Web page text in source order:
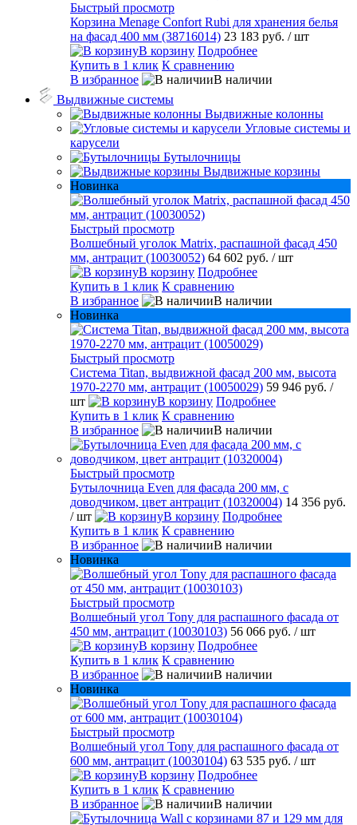
Быстрый просмотр
Корзина Menage Confort Rubi для хранения белья
на фасад 400 мм (38716014) 23 183 руб. / шт
В корзину Подробнее
Купить в 1 клик К сравнению
В избранное
В наличии
Выдвижные системы
Выдвижные колонны
Угловые системы и
карусели
Бутылочницы
Выдвижные корзины
Новинка
Быстрый просмотр
Волшебный уголок Matrix, распашной фасад 450
мм, антрацит (10030052) 64 602 руб. / шт
В корзину Подробнее
Купить в 1 клик К сравнению
В избранное
В наличии
Новинка
Быстрый просмотр
Система Titan, выдвижной фасад 200 мм, высота
1970-2270 мм, антрацит (10050029) 59 946 руб. /
шт
В корзину Подробнее
Купить в 1 клик К сравнению
В избранное
В наличии
Быстрый просмотр
Бутылочница Even для фасада 200 мм, с
доводчиком, цвет антрацит (10320004) 14 356 руб.
/ шт
В корзину Подробнее
Купить в 1 клик К сравнению
В избранное
В наличии
Новинка
Быстрый просмотр
Волшебный угол Tony для распашного фасада от
450 мм, антрацит (10030103) 56 066 руб. / шт
В корзину Подробнее
Купить в 1 клик К сравнению
В избранное
В наличии
Новинка
Быстрый просмотр
Волшебный угол Tony для распашного фасада от
600 мм, антрацит (10030104) 63 535 руб. / шт
В корзину Подробнее
Купить в 1 клик К сравнению
В избранное
В наличии